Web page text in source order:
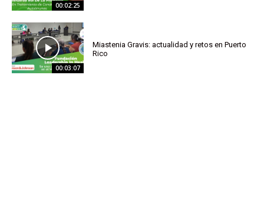
00:02:25
00:03:07
Miastenia Gravis: actualidad y retos en Puerto
Rico